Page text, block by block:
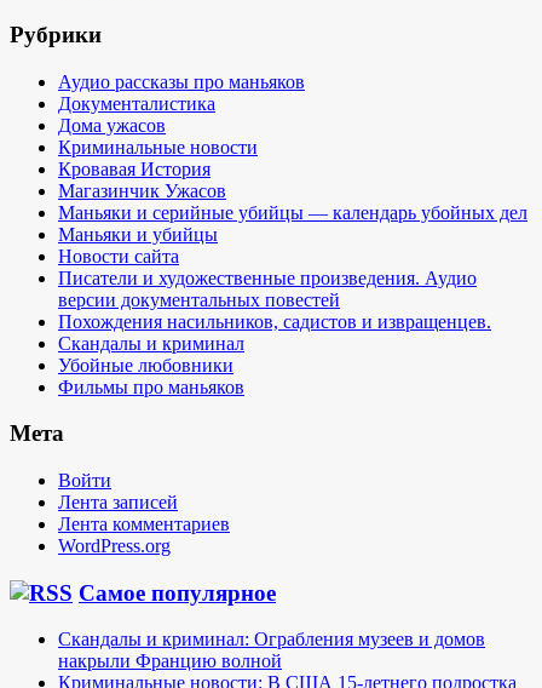
Рубрики
Аудио рассказы про маньяков
Документалистика
Дома ужасов
Криминальные новости
Кровавая История
Магазинчик Ужасов
Маньяки и серийные убийцы — календарь убойных дел
Маньяки и убийцы
Новости сайта
Писатели и художественные произведения. Аудио
версии документальных повестей
Похождения насильников, садистов и извращенцев.
Скандалы и криминал
Убойные любовники
Фильмы про маньяков
Мета
Войти
Лента записей
Лента комментариев
WordPress.org
Самое популярное
Скандалы и криминал: Ограбления музеев и домов
накрыли Францию волной
Криминальные новости: В США 15-летнего подростка